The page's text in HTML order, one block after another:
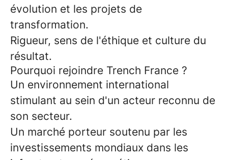
évolution et les projets de
transformation.
Rigueur, sens de l'éthique et culture du
résultat.
Pourquoi rejoindre Trench France ?
Un environnement international
stimulant au sein d'un acteur reconnu de
son secteur.
Un marché porteur soutenu par les
investissements mondiaux dans les